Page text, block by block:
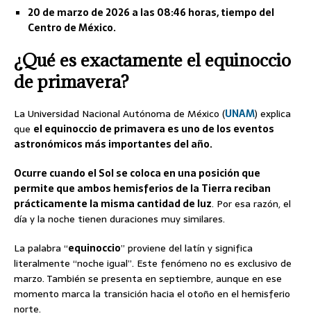
20 de marzo de 2026 a las 08:46 horas, tiempo del
Centro de México.
¿Qué es exactamente el equinoccio
de primavera?
La Universidad Nacional Autónoma de México (UNAM) explica
que el equinoccio de primavera es uno de los eventos
astronómicos más importantes del año.
Ocurre cuando el Sol se coloca en una posición que
permite que ambos hemisferios de la Tierra reciban
prácticamente la misma cantidad de luz. Por esa razón, el
día y la noche tienen duraciones muy similares.
La palabra “equinoccio” proviene del latín y significa
literalmente “noche igual”. Este fenómeno no es exclusivo de
marzo. También se presenta en septiembre, aunque en ese
momento marca la transición hacia el otoño en el hemisferio
norte.